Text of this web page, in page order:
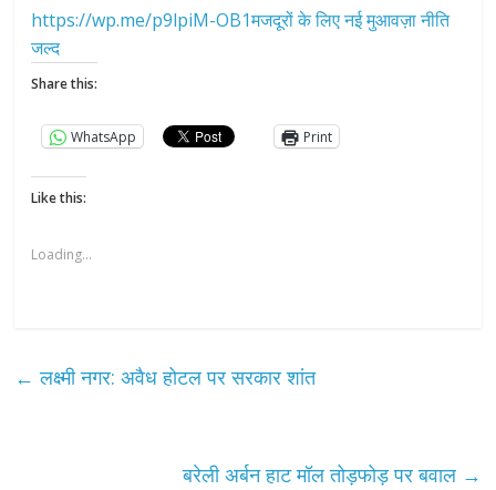
https://wp.me/p9lpiM-OB1मजदूरों के लिए नई मुआवज़ा नीति
जल्द
Share this:
WhatsApp Print
Like this:
Loading...
← लक्ष्मी नगर: अवैध होटल पर सरकार शांत
बरेली अर्बन हाट मॉल तोड़फोड़ पर बवाल →